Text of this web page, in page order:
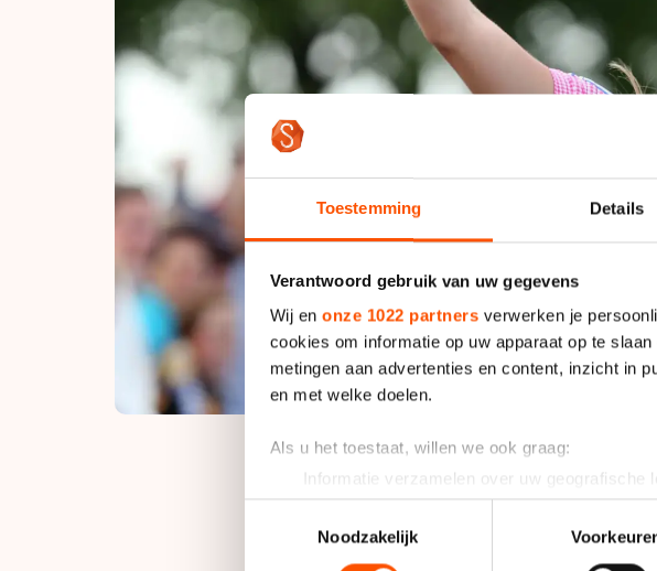
Toestemming Details
Verantwoord gebruik van uw gegevens
Wij en onze 1022 partners verwerken je
cookies om informatie op uw apparaat op te
metingen aan advertenties en content, inzicht in
en met welke doelen.
Als u het toestaat, willen we ook graag:
Informatie verzamelen over uw
Uw apparaat identificeren door het actief te
Lees meer over hoe uw persoonlijke gegevens
toestemming op elk moment wijzigen of intrekken
Noodzakelijk
naar Nijeveen is afgereisd, tegenover